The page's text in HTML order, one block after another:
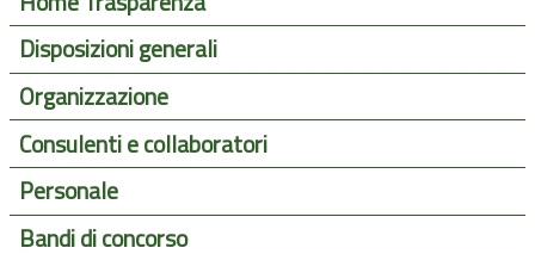
Disposizioni generali
Organizzazione
Consulenti e collaboratori
Personale
Bandi di concorso